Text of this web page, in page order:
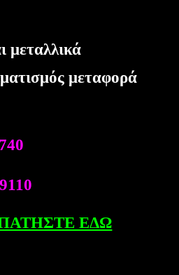
μεταλλικά
μεταφορά
ΠΑΤΗΣΤΕ ΕΔΩ